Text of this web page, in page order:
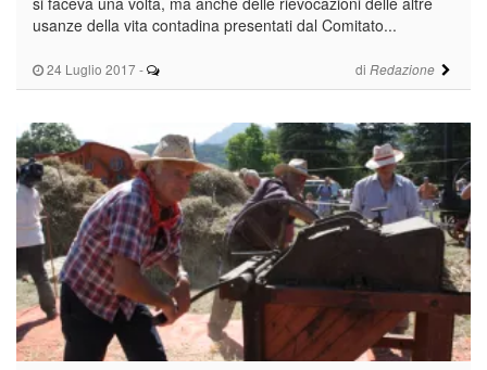
24 Luglio 2017 - di Redazione
usanze della vita contadina presentati dal Comitato...